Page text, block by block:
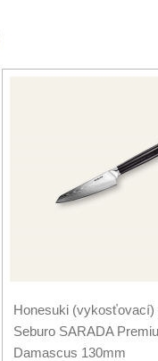
Honesuki (vykosťovací)
Seburo SARADA
Damascus 130mm